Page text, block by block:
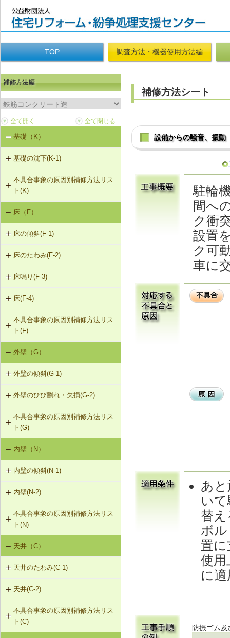
TOP 調査方法・機器使用方法編
基礎（K）
基礎の沈下(K-1)
K-1-702 耐圧版工法
K-1-703 グラウト注入工法
K-1-704 アンダーピニング工法
不具合事象の原因別補修方法リス
ト(K)
基礎の沈下（K-1）
床（F）
床の傾斜(F-1)
F-1-301 梁下への柱増設
F-1-304 梁の増打ち工法
F-1-305 片持ちスラブ下面への鉄骨
梁増設
床のたわみ(F-2)
F-2-301 スラブ上面へのかすがい筋
埋め込み
F-2-302 スラブ下面への鋼板張付け
F-2-303 スラブ下面への連続繊維シ
ート接着
設
F-2-305 セルフレベリング材による
床鳴り(F-3)
F-3-701 床下地・仕上材の張替え
床(F-4)
F-4-001 ビニル床シートの張替え
F-4-002 カーペットの張替え
F-4-701 フローリングの張替え
不具合事象の原因別補修方法リス
ト(F)
床の傾斜（F-1）
床のたわみ（F-2）
床鳴り（F-3）
外壁（G）
外壁の傾斜(G-1)
G-1-304 壁の打直し補修（耐力壁
等）
G-1-305 壁表層面の打直し補修
G-1-306 壁の構造スリットの補修
（非耐力壁）
外壁のひび割れ・欠損(G-2)
G-2-301 樹脂注入工法
G-2-302 Uカットシール材充填工法
G-2-303 シール工法
G-2-306 打直し工法
G-2-307 タイル張替え工法
G-2-308 アンカーピンニング工法
G-2-309 注入口付アンカーピンニン
グ工法
不具合事象の原因別補修方法リス
ト(G)
外壁の傾斜（G-1）
外壁のひび割れ・欠損（モルタル・
タイル張り）（G-2）
外壁のひび割れ・欠損（ALCパネ
ル）（G-2）
内壁（N）
内壁の傾斜(N-1)
N-1-001 下地材・仕上材の取替え
（内壁部）
内壁(N-2)
N-2-001 仕上材の張替え（内壁部）
不具合事象の原因別補修方法リス
ト(N)
内壁の傾斜（N-1）
天井（C）
天井のたわみ(C-1)
C-1-701 天井下地材・仕上材の張替
え
天井(C-2)
C-2-001 天井仕上材の張替え
不具合事象の原因別補修方法リス
ト(C)
補修方法シート
設備からの騒音、振動
駐輪
間へ
ク衝
設置
ク可
車に
あ
い
替
ボ
置
使用
に
防振ゴム